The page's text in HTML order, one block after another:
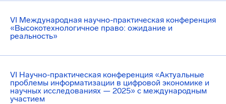
VI Международная научно-практическая конференция
«Высокотехнологичное право: ожидание и
реальность»
VI Научно-практическая конференция «Актуальные
проблемы информатизации в цифровой экономике и
научных исследованиях — 2025» с международным
участием